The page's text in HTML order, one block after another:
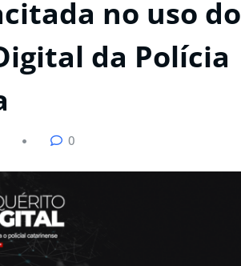
no uso do
da Polícia
0